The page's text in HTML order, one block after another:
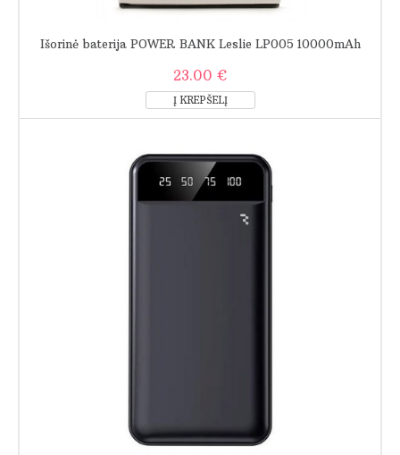
Išorinė baterija POWER BANK Leslie LP005 10000mAh
23.00 €